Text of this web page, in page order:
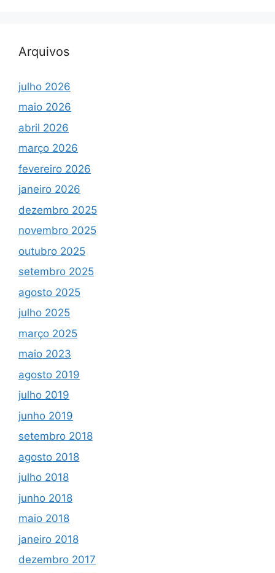
Arquivos
julho 2026
maio 2026
abril 2026
março 2026
fevereiro 2026
janeiro 2026
dezembro 2025
novembro 2025
outubro 2025
setembro 2025
agosto 2025
julho 2025
março 2025
maio 2023
agosto 2019
julho 2019
junho 2019
setembro 2018
agosto 2018
julho 2018
junho 2018
maio 2018
janeiro 2018
dezembro 2017